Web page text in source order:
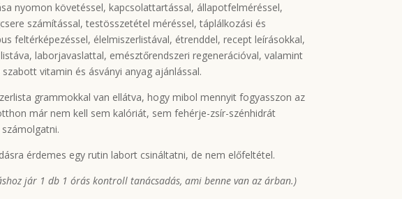
nyomon követéssel, kapcsolattartással, állapotfelméréssel,
számítással, testösszetétel méréssel, táplálkozási és
feltérképezéssel, élelmiszerlistával, étrenddel, recept leírásokkal,
laborjavaslattal, emésztőrendszeri regenerációval, valamint
szabott vitamin és ásványi anyag ajánlással.
grammokkal van ellátva, hogy mibol mennyit fogyasszon az
már nem kell sem kalóriát, sem fehérje-zsír-szénhidrát
érdemes egy rutin labort csináltatni, de nem előfeltétel.
jár 1 db 1 órás kontroll tanácsadás, ami benne van az árban.)